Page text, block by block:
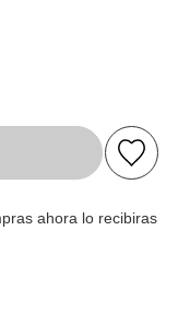
ahora lo recibiras